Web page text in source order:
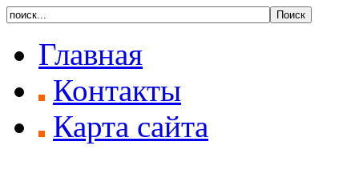
Главная
Контакты
Карта сайта